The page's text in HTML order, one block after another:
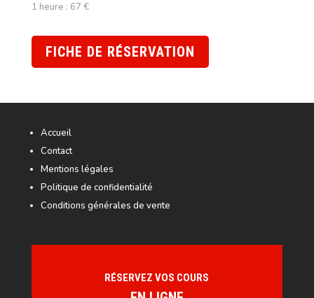
1 heure : 67 €
FICHE DE RÉSERVATION
Accueil
Contact
Mentions légales
Politique de confidentialité
Conditions générales de vente
RÉSERVEZ VOS COURS